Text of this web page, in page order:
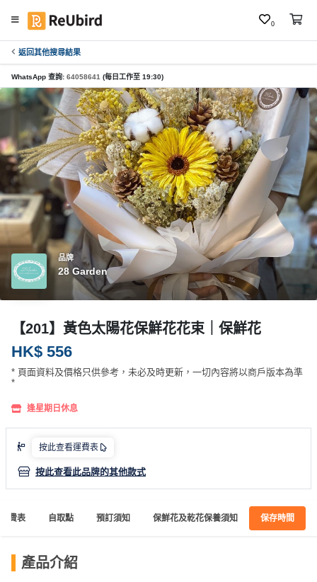
0
返回其他搜尋結果
WhatsApp 查詢: 64058641 (每日工作至 19:30)
繁
中
E
N
登
入
註
冊
服
務
分
類
a
t
y
o
m
動
型
搞
a
r
活
攻
略
品牌
28 Garden
【201】黃色太陽花保鮮花花束｜保鮮花
HK$ 556
* 頁面資料及價格只供參考，未必及時更新，一切內容將以商戶版本為準
*
逢星期日休息
按此查看運費表
按此查看此品牌的其他款式
運費表 自取點 預訂須知 保鮮花及乾花保養須知 保存時間
產品介紹